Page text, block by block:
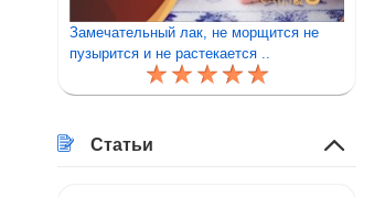
Замечательный лак, не морщится не
пузырится и не растекается ..
Статьи